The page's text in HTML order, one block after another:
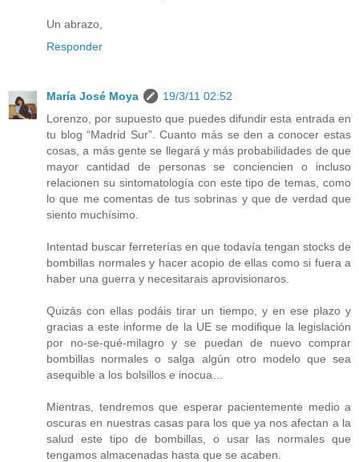
Un abrazo,
Responder
María José Moya
19/3/11 02:52
Lorenzo, por supuesto que puedes difundir esta entrada en
tu blog “Madrid Sur”. Cuanto más se den a conocer estas
cosas, a más gente se llegará y más probabilidades de que
mayor cantidad de personas se conciencien o incluso
relacionen su sintomatología con este tipo de temas, como
lo que me comentas de tus sobrinas y que de verdad que
siento muchísimo.
Intentad buscar ferreterías en que todavía tengan stocks de
bombillas normales y hacer acopio de ellas como si fuera a
haber una guerra y necesitarais aprovisionaros.
Quizás con ellas podáis tirar un tiempo, y en ese plazo y
gracias a este informe de la UE se modifique la legislación
por no-se-qué-milagro y se puedan de nuevo comprar
bombillas normales o salga algún otro modelo que sea
asequible a los bolsillos e inocua…
Mientras, tendremos que esperar pacientemente medio a
oscuras en nuestras casas para los que ya nos afectan a la
salud este tipo de bombillas, o usar las normales que
tengamos almacenadas hasta que se acaben.